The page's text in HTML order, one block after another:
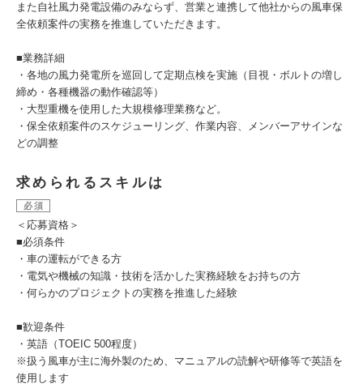
また自社風力発電設備のみならず、営業と連携して他社からの風車保
全依頼案件の実務を推進していただきます。
■業務詳細
・各地の風力発電所を巡回して定期点検を実施（目視・ボルトの増し
締め・各種機器の動作確認等）
・大型重機を使用した大規模修理業務など。
・保全依頼案件のスケジューリング、作業内容、メンバーアサインな
どの調整
求められるスキルは
必須
＜応募資格＞
■必須条件
・車の運転ができる方
・電気や機械の知識・技術を活かした実務経験をお持ちの方
・何らかのプロジェクトの実務を推進した経験
■歓迎条件
・英語（TOEIC 500程度）
※扱う風車が主に海外製のため、マニュアルの読解や研修等で英語を
使用します